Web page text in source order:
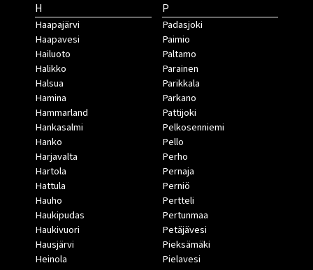
H
Haapajärvi
Haapavesi
Hailuoto
Halikko
Halsua
Hamina
Hammarland
Hankasalmi
Hanko
Harjavalta
Hartola
Hattula
Hauho
Haukipudas
Haukivuori
Hausjärvi
Heinola
P
Padasjoki
Paimio
Paltamo
Parainen
Parikkala
Parkano
Pattijoki
Pelkosenniemi
Pello
Perho
Pernaja
Perniö
Pertteli
Pertunmaa
Petäjävesi
Pieksämäki
Pielavesi